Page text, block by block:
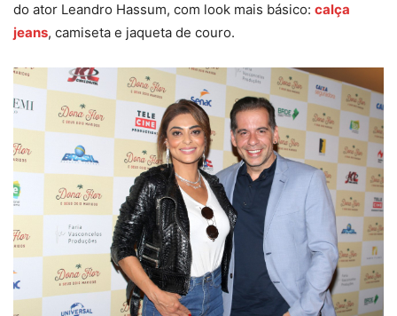
do ator Leandro Hassum, com look mais básico: calça
jeans, camiseta e jaqueta de couro.